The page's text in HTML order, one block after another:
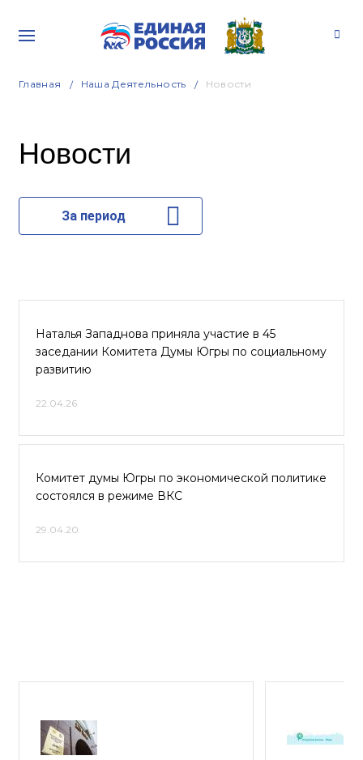
Главная Наша Деятельность Новости
Новости
За период
Наталья Западнова приняла участие в 45
заседании Комитета Думы Югры по социальному
развитию
22.04.26
Комитет думы Югры по экономической политике
состоялся в режиме ВКС
29.04.20